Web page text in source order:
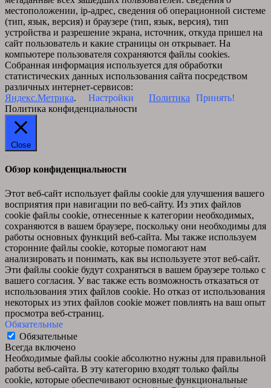
местоположении, ip-адрес, сведения об операционной системе
(тип, язык, версия) и браузере (тип, язык, версия), тип
устройства и разрешение экрана, источник, откуда пришел на
сайт пользователь и какие страницы он открывает. На
компьютере пользователя сохраняются файлы cookies.
Собранная информация используется для обработки
статистических данных использования сайта посредством
различных интернет-сервисов:
Яндекс.Метрика. Настройки Политика
Принять!
Политика конфиденциальности
Close
Обзор конфиденциальности
Этот веб-сайт использует файлы cookie для улучшения вашего
восприятия при навигации по веб-сайту. Из этих файлов
cookie файлы cookie, отнесенные к категории необходимых,
сохраняются в вашем браузере, поскольку они необходимы для
работы основных функций веб-сайта. Мы также используем
сторонние файлы cookie, которые помогают нам
анализировать и понимать, как вы используете этот веб-сайт.
Эти файлы cookie будут сохраняться в вашем браузере только с
вашего согласия. У вас также есть возможность отказаться от
использования этих файлов cookie. Но отказ от использования
некоторых из этих файлов cookie может повлиять на ваш опыт
просмотра веб-страниц.
Обязательные
Обязательные
Всегда включено
Необходимые файлы cookie абсолютно нужны для правильной
работы веб-сайта. В эту категорию входят только файлы
cookie, которые обеспечивают основные функциональные